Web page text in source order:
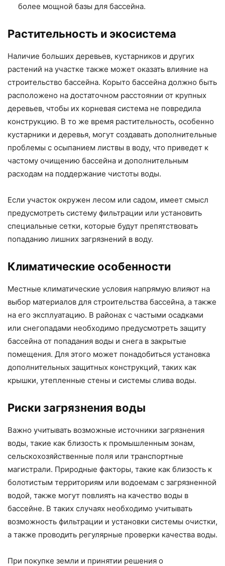
более мощной базы для бассейна.
Растительность и экосистема
Наличие больших деревьев, кустарников и других
растений на участке также может оказать влияние на
строительство бассейна. Корыто бассейна должно быть
расположено на достаточном расстоянии от крупных
деревьев, чтобы их корневая система не повредила
конструкцию. В то же время растительность, особенно
кустарники и деревья, могут создавать дополнительные
проблемы с осыпанием листвы в воду, что приведет к
частому очищению бассейна и дополнительным
расходам на поддержание чистоты воды.
Если участок окружен лесом или садом, имеет смысл
предусмотреть систему фильтрации или установить
специальные сетки, которые будут препятствовать
попаданию лишних загрязнений в воду.
Климатические особенности
Местные климатические условия напрямую влияют на
выбор материалов для строительства бассейна, а также
на его эксплуатацию. В районах с частыми осадками
или снегопадами необходимо предусмотреть защиту
бассейна от попадания воды и снега в закрытые
помещения. Для этого может понадобиться установка
дополнительных защитных конструкций, таких как
крышки, утепленные стены и системы слива воды.
Риски загрязнения воды
Важно учитывать возможные источники загрязнения
воды, такие как близость к промышленным зонам,
сельскохозяйственные поля или транспортные
магистрали. Природные факторы, такие как близость к
болотистым территориям или водоемам с загрязненной
водой, также могут повлиять на качество воды в
бассейне. В таких случаях необходимо учитывать
возможность фильтрации и установки системы очистки,
а также проводить регулярные проверки качества воды.
При покупке земли и принятии решения о